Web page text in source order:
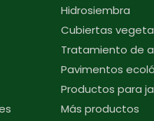
Hidrosiembra
Cubiertas
Tratamiento de
Pavimentos
Productos para
Más productos